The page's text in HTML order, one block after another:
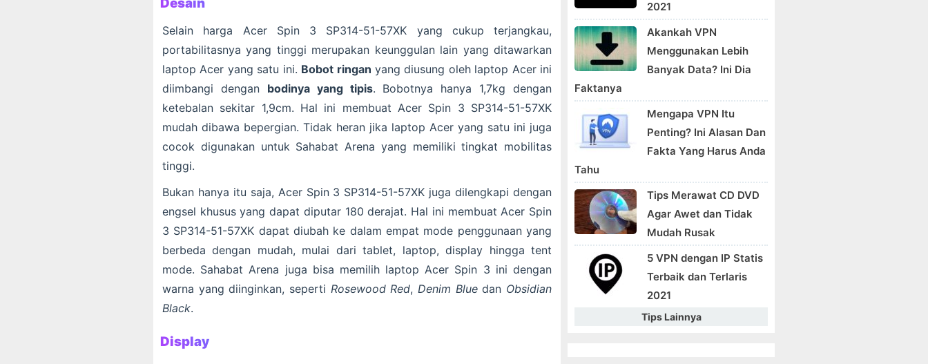
Selain harga Acer Spin 3 SP314-51-57XK yang cukup terjangkau,
portabilitasnya yang tinggi merupakan keunggulan lain yang ditawarkan
laptop Acer yang satu ini. Bobot ringan yang diusung oleh laptop Acer ini
diimbangi dengan bodinya yang tipis. Bobotnya hanya 1,7kg dengan
ketebalan sekitar 1,9cm. Hal ini membuat Acer Spin 3 SP314-51-57XK
mudah dibawa bepergian. Tidak heran jika laptop Acer yang satu ini juga
cocok digunakan untuk Sahabat Arena yang memiliki tingkat mobilitas
tinggi.
Bukan hanya itu saja, Acer Spin 3 SP314-51-57XK juga dilengkapi dengan
engsel khusus yang dapat diputar 180 derajat. Hal ini membuat Acer Spin
3 SP314-51-57XK dapat diubah ke dalam empat mode penggunaan yang
berbeda dengan mudah, mulai dari tablet, laptop, display hingga tent
mode. Sahabat Arena juga bisa memilih laptop Acer Spin 3 ini dengan
warna yang diinginkan, seperti Rosewood Red,Denim Bluedan Obsidian
Black.
Display
2021
Akankah VPN
Menggunakan Lebih
Banyak Data? Ini Dia
Faktanya
Mengapa VPN Itu
Penting? Ini Alasan Dan
Fakta Yang Harus Anda
Tahu
Tips Merawat CD DVD
Agar Awet dan Tidak
Mudah Rusak
5 VPN dengan IP Statis
Terbaik dan Terlaris
2021
Tips Lainnya